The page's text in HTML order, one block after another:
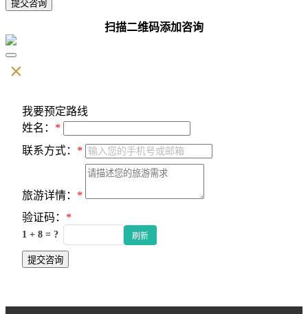
提交咨询
扫描二维码添加咨询
×
我要预定路线
姓名： *
联系方式： *
旅游详情： *
验证码： *
1 + 8 = ? 刷新
提交咨询